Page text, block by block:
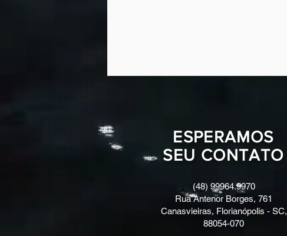
ESPERAMOS
SEU CONTATO
(48) 99964.9970
Rua Antenor Borges, 761
Canasvieiras, Florianópolis - SC,
88054-070